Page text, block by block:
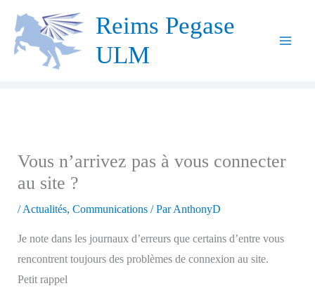
contenu
Reims Pegase
ULM
Vous n’arrivez pas à vous connecter
au site ?
/Actualités, Communications/ ParAnthonyD
Je note dans les journaux d’erreurs que certains d’entre vous
rencontrent toujours des problèmes de connexion au site.
Petit rappel